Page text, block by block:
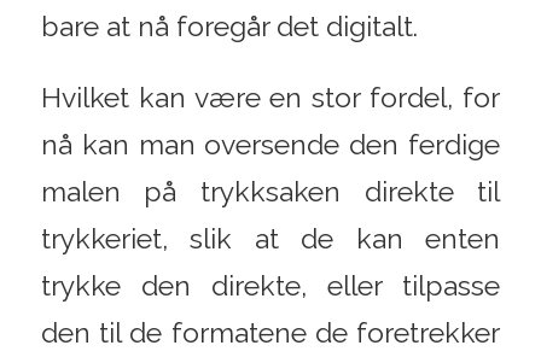
bare at nå foregår det digitalt.
Hvilket kan være en stor fordel, for
nå kan man oversende den ferdige
malen på trykksaken direkte til
trykkeriet, slik at de kan enten
trykke den direkte, eller tilpasse
den til de formatene de foretrekker